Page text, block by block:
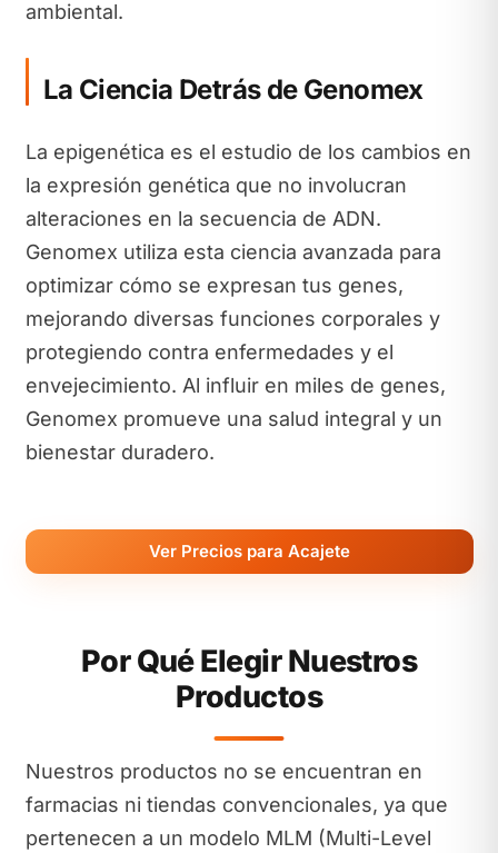
ambiental.
La Ciencia Detrás de Genomex
La epigenética es el estudio de los cambios en
la expresión genética que no involucran
alteraciones en la secuencia de ADN.
Genomex utiliza esta ciencia avanzada para
optimizar cómo se expresan tus genes,
mejorando diversas funciones corporales y
protegiendo contra enfermedades y el
envejecimiento. Al influir en miles de genes,
Genomex promueve una salud integral y un
bienestar duradero.
Ver Precios para Acajete
Por Qué Elegir Nuestros
Productos
Nuestros productos no se encuentran en
farmacias ni tiendas convencionales, ya que
pertenecen a un modelo MLM (Multi-Level